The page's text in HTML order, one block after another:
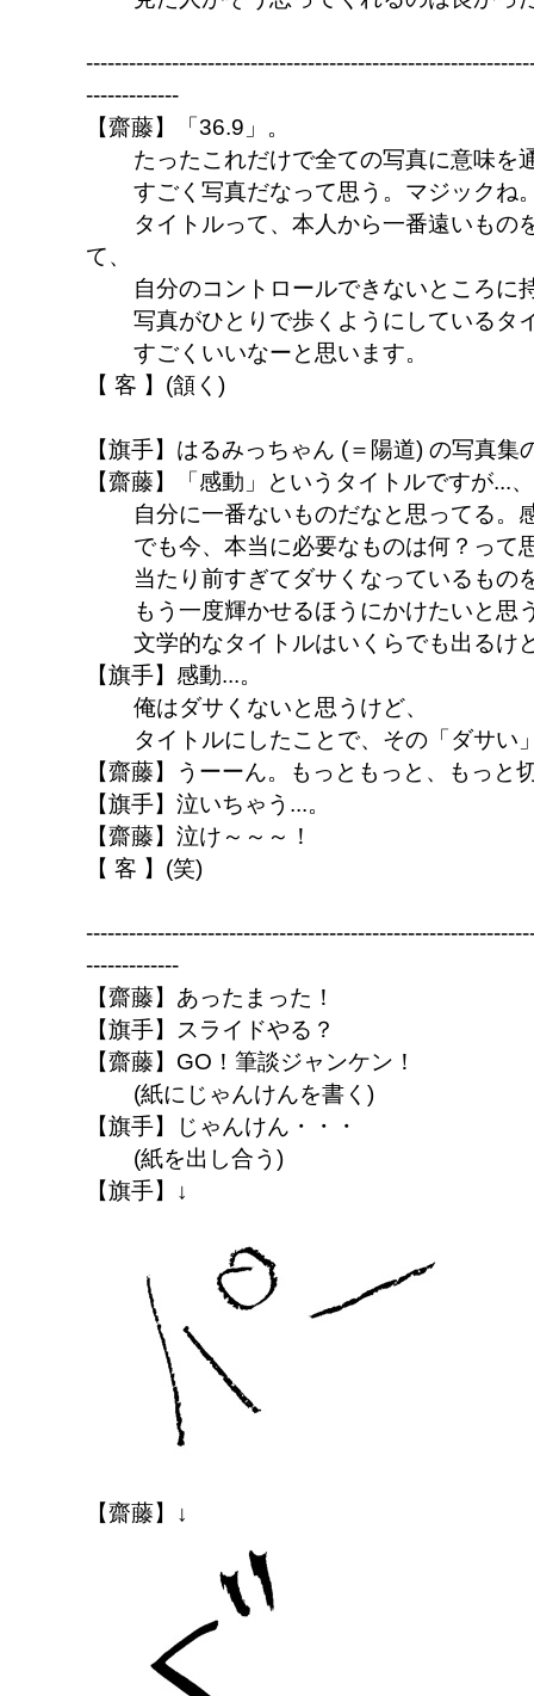
-------------
【齋藤】「36.9」。
たったこれだけで全ての写真に意味を
すごく写真だなって思う。マジックね
タイトルって、本人から一番遠いもの
て、
自分のコントロールできないところに
写真がひとりで歩くようにしているタ
すごくいいなーと思います。
【 客 】(頷く)
【旗手】はるみっちゃん (＝陽道) の写真
【齋藤】「感動」というタイトルですが...、
自分に一番ないものだなと思ってる。
でも今、本当に必要なものは何？って
当たり前すぎてダサくなっているもの
もう一度輝かせるほうにかけたいと思
文学的なタイトルはいくらでも出るけ
【旗手】感動...。
俺はダサくないと思うけど、
タイトルにしたことで、その「ダサい
【齋藤】うーーん。もっともっと、もっと
【旗手】泣いちゃう...。
【齋藤】泣け～～～！
【 客 】(笑)
-------------
【齋藤】あったまった！
【旗手】スライドやる？
【齋藤】GO！筆談ジャンケン！
(紙にじゃんけんを書く)
【旗手】じゃんけん・・・
(紙を出し合う)
【旗手】↓
【齋藤】↓